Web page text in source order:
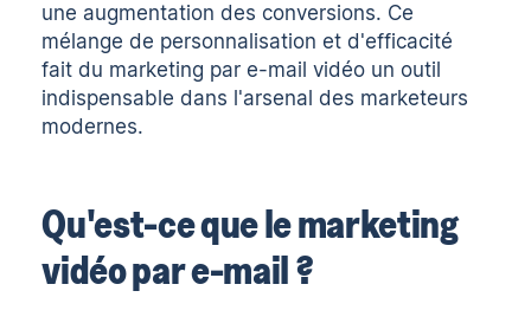
une augmentation des conversions. Ce
mélange de personnalisation et d'efficacité
fait du marketing par e-mail vidéo un outil
indispensable dans l'arsenal des marketeurs
modernes.
Qu'est-ce que le marketing
vidéo par e-mail ?